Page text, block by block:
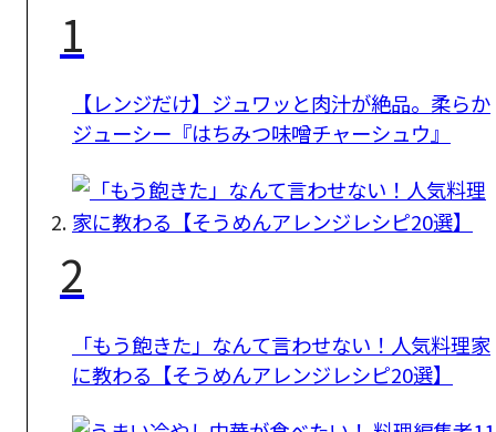
1
【レンジだけ】ジュワッと肉汁が絶品。柔らか
ジューシー『はちみつ味噌チャーシュウ』
2
「もう飽きた」なんて言わせない！人気料理家
に教わる【そうめんアレンジレシピ20選】